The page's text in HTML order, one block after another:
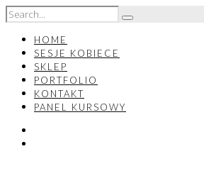
HOME
SESJE KOBIECE
SKLEP
PORTFOLIO
KONTAKT
PANEL KURSOWY